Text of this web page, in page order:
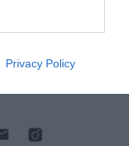
Privacy Policy